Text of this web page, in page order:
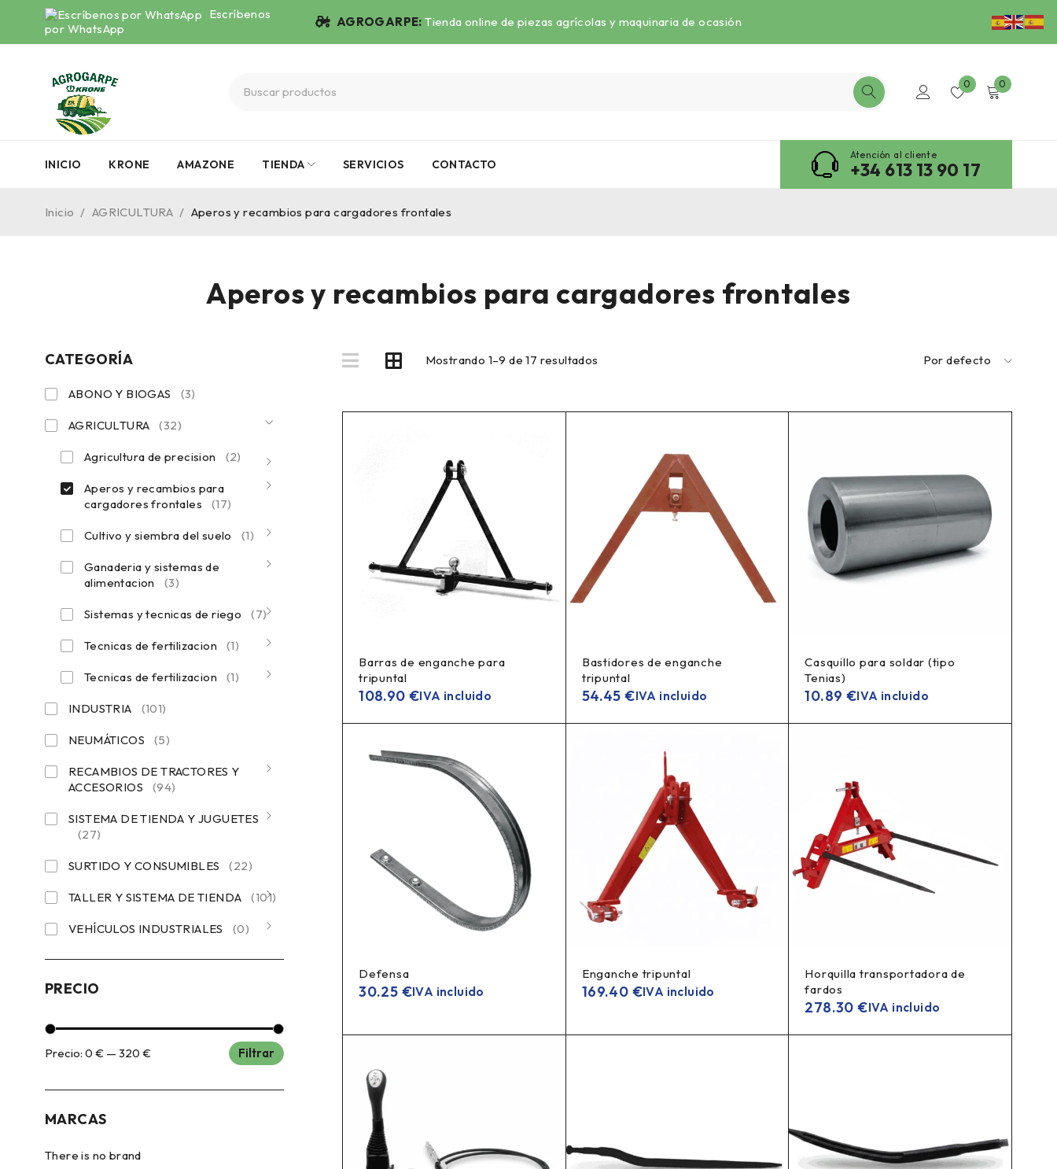
Escríbenos
por WhatsApp
AGROGARPE: Tienda online de piezas agrícolas y maquinaria de ocasión
0 0
INICIO KRONE AMAZONE TIENDA SERVICIOS CONTACTO
Atención al cliente
+34 613 13 90 17
Aperos y recambios para cargadores frontales
Inicio / AGRICULTURA / Aperos y recambios para cargadores frontales
CATEGORÍA
ABONO Y BIOGAS (3)
AGRICULTURA (32)
Agricultura de precision (2)
Aperos y recambios para
cargadores frontales
(17)
Cultivo y siembra del suelo (1)
Ganaderia y sistemas de
alimentacion
(3)
Sistemas y tecnicas de riego (7)
Tecnicas de fertilizacion (1)
Tecnicas de fertilizacion (1)
INDUSTRIA (101)
NEUMÁTICOS (5)
RECAMBIOS DE TRACTORES Y
ACCESORIOS
(94)
SISTEMA DE TIENDA Y JUGUETES
(27)
SURTIDO Y CONSUMIBLES (22)
TALLER Y SISTEMA DE TIENDA (101)
VEHÍCULOS INDUSTRIALES (0)
PRECIO
Filtrar
Precio: 0 € — 320 €
MARCAS
There is no brand
Mostrando 1–9 de 17 resultados Por defecto
Barras de enganche para
tripuntal
108.90 €IVA incluido
Bastidores de enganche
tripuntal
54.45€IVA incluido
Casquillo para soldar (tipo
Tenias)
10.89 €IVA incluido
Defensa
30.25 €IVA incluido
Enganche tripuntal
169.40 €IVA incluido
Horquilla transportadora de
fardos
278.30€IVA incluido